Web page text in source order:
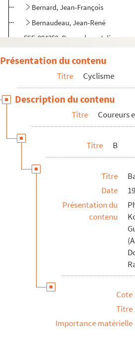
Bernard, Jean-François
Bernaudeau, Jean-René
FSE-004358. Berrendero, Julian
FSE-000938. Bertin, Yvon
FSE-004360. Bertocco, Aldo
FSC-000404. Bertolini, Alessandro
FSE-004361. Berton, André
Bertoni, Remo
FSE-004363. Berty, Charles
FSE-004364. Besana
FSE-004366. Bianchetto, Sergio
FSE-004367. Bidot, Jean
Présentation du contenu
Titre Cyclisme
Description du contenu
Titre Coureurs
Titre B
Titre
Date
Présentation du
contenu
Cote
Titre
Importance matérielle